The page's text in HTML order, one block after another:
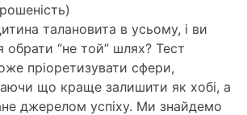
талановита в усьому, і ви
обрати “не той” шлях? Тест
пріоретизувати сфери,
що краще залишити як хобі, а
джерелом успіху. Ми знайдемо